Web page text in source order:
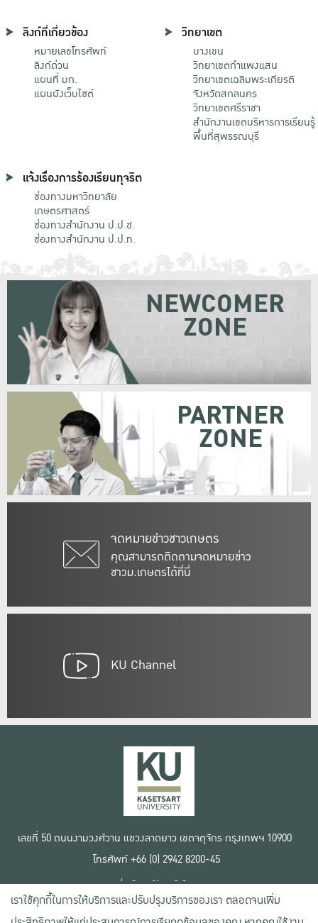
ลิงก์ที่เกี่ยวข้อง
หมายเลขโทรศัพท์
ลิงก์ด่วน
แผนที่ มก.
แผนผังเว็บไซต์
วิทยาเขต
บางเขน
วิทยาเขตกําแพงแสน
วิทยาเขตเฉลิมพระเกียรติ
จังหวัดสกลนคร
วิทยาเขตศรีราชา
สำนักงานเขตบริหารการเรียนรู้
พื้นที่สุพรรณบุรี
แจ้งเรื่องการร้องเรียนทุจริต
ช่องทางมหาวิทยาลัย
เกษตรศาสตร์
ช่องทางสำนักงาน ป.ป.ช.
ช่องทางสำนักงาน ป.ป.ท.
จดหมายข่าวชาวเกษตร
คุณสามารถติดตามจดหมายข่าว
ชาวม.เกษตรได้ที่นี่
NEWCOMER
ZONE
PARTNER
ZONE
KU Channel
เลขที่ 50 ถนนงามวงศ์วาน แขวงลาดยาว เขตจตุจักร กรุงเทพฯ 10900
โทรศัพท์ +66 (0) 2942 8200-45
เงื่อนไขการใช้งานเว็บไซต์
ข้อตกลงด้านสิทธิ์ใช้งาน
นโยบายความเป็นส่วนตัว
เราใช้คุกกี้ในการให้บริการและปรับปรุงบริการของเรา ตลอดจนเพิ่ม